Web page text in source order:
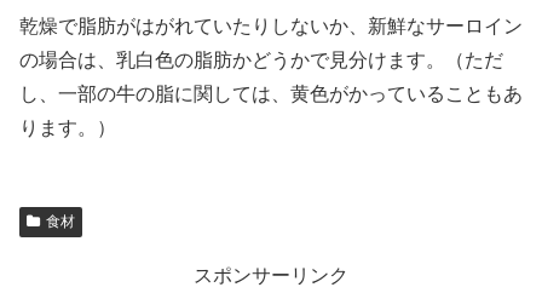
乾燥で脂肪がはがれていたりしないか、新鮮なサーロイン
の場合は、乳白色の脂肪かどうかで見分けます。（ただ
し、一部の牛の脂に関しては、黄色がかっていることもあ
ります。）
食材
スポンサーリンク